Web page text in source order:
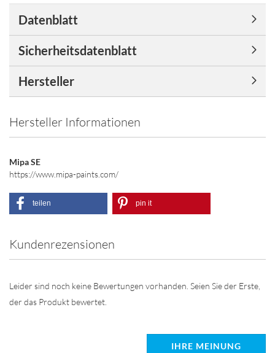
Datenblatt
Sicherheitsdatenblatt
Hersteller
Hersteller Informationen
Mipa SE
https://www.mipa-paints.com/
teilen pin it
Kundenrezensionen
Leider sind noch keine Bewertungen vorhanden. Seien Sie der Erste,
der das Produkt bewertet.
IHRE MEINUNG